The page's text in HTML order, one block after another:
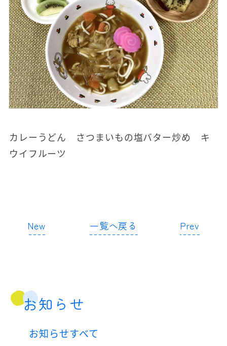
カレーうどん さつまいもの塩バター炒め キ
ウイフルーツ
New 一覧へ戻る Prev
お知らせ
お知らせすべて